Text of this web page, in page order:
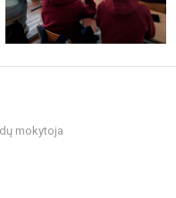
mokytoja